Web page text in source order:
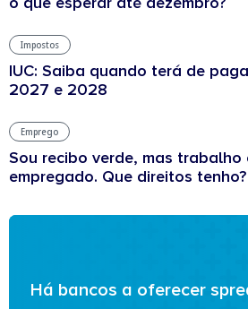
Impostos
IUC: Saiba quando terá de
2027 e 2028
Emprego
Sou recibo verde, mas trabalho
empregado. Que direitos tenho?
Há bancos a oferecer